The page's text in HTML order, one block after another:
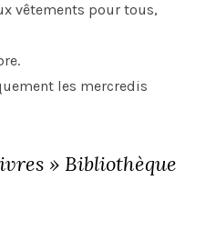
vêtements pour tous,
les mercredis
» Bibliothèque